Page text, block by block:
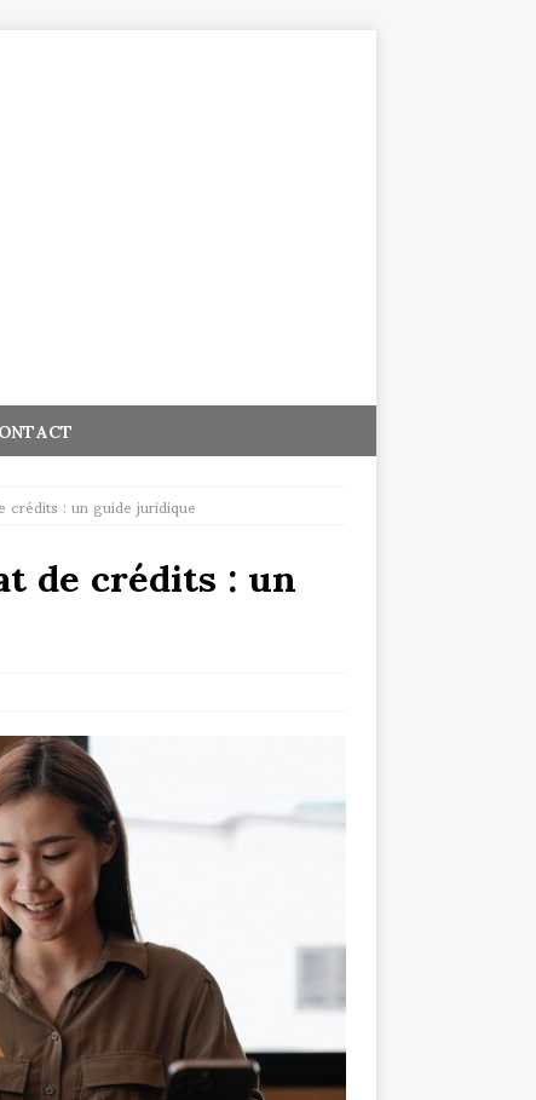
: un guide juridique
de crédits : un